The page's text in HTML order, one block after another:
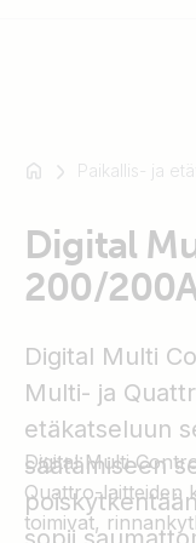
Esimerkki:
Multiplus-
Orion
SmartShunt
Paikallis- ja
Digital
200/
Digital Multi
Multi- ja
etäkatseluun
säätämiseen
Digital Multi
Quattro-laitteiden
toimivat,